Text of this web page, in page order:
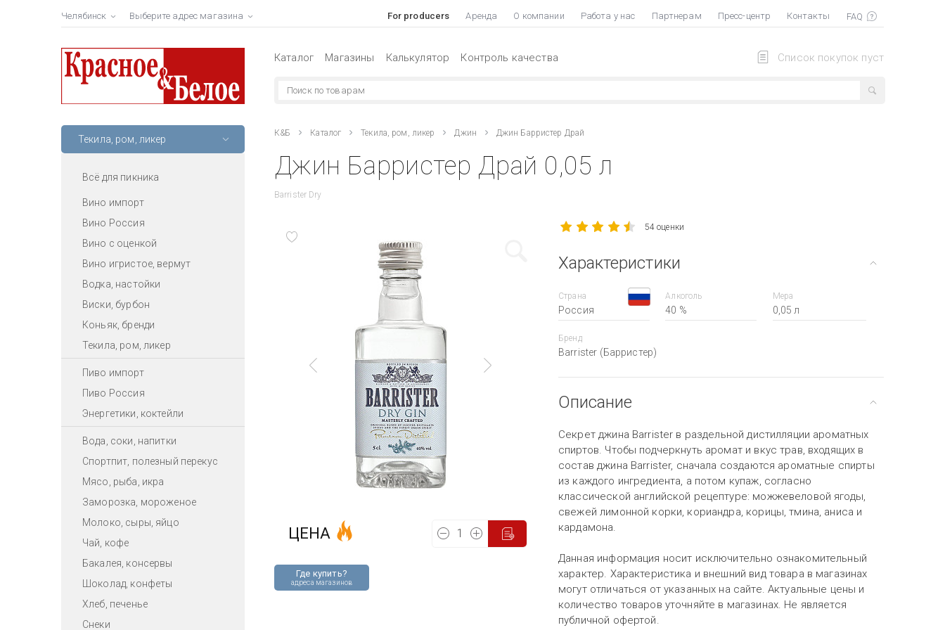
Челябинск Выберите адрес магазина For producers Аренда О компании Работа у нас Партнерам Пресс-центр Контакты
Список покупок пуст
Каталог Магазины Калькулятор Контроль качества
Текила, ром, ликер
Всё для пикника
Вино импорт
Вино Россия
Вино с оценкой
Вино игристое, вермут
Водка, настойки
Виски, бурбон
Коньяк, бренди
Текила, ром, ликер
Пиво импорт
Пиво Россия
Энергетики, коктейли
Вода, соки, напитки
Спортпит, полезный перекус
Мясо, рыба, икра
Заморозка, мороженое
Молоко, сыры, яйцо
Чай, кофе
Бакалея, консервы
Шоколад, конфеты
Хлеб, печенье
Снеки
К&Б Каталог Текила, ром, ликер Джин Джин Барристер Драй
Джин Барристер Драй 0,05 л
Barrister Dry
Где купить?
адреса магазинов
ЦЕНА
54 оценки
Характеристики
Страна
Россия
Алкоголь
40 %
Мера
0,05 л
Бренд
Barrister (Барристер)
Описание
Секрет джина Barrister в раздельной дистилляции ароматных
спиртов. Чтобы подчеркнуть аромат и вкус трав, входящих в
состав джина Barrister, сначала создаются ароматные спирты
из каждого ингредиента, а потом купаж, согласно
классической английской рецептуре: можжевеловой ягоды,
свежей лимонной корки, кориандра, корицы, тмина, аниса и
кардамона.
Данная информация носит исключительно ознакомительный
характер. Характеристика и внешний вид товара в магазинах
могут отличаться от указанных на сайте. Актуальные цены и
количество товаров уточняйте в магазинах. Не является
публичной офертой.